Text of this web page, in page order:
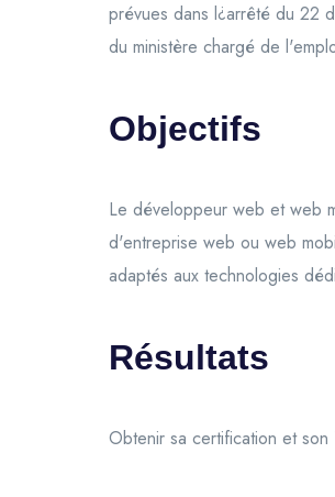
prévues dans l¿arrêté du 22
du ministère chargé de
Objectifs
Le développeur web et web
d'entreprise web ou web
adaptés aux technologies
Résultats
Obtenir sa certification et son